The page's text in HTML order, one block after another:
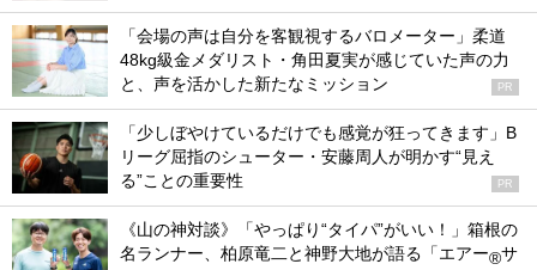
「会場の声は自分を客観視するバロメーター」柔道
48kg級金メダリスト・角田夏実が感じていた声の力
と、声を活かした新たなミッション
PR
「少しぼやけているだけでも感覚が狂ってきます」B
リーグ屈指のシューター・安藤周人が明かす“見え
る”ことの重要性
PR
《山の神対談》「やっぱり“タイパ”がいい！」箱根の
名ランナー、柏原竜二と神野大地が語る「エアー®サ